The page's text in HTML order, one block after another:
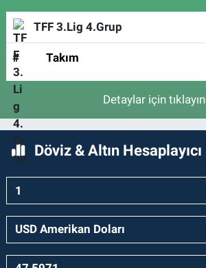
TFF 3.Lig 4.Grup
# Takım
Detaylar için tıklayın
Döviz & Altın Hesaplayıcı